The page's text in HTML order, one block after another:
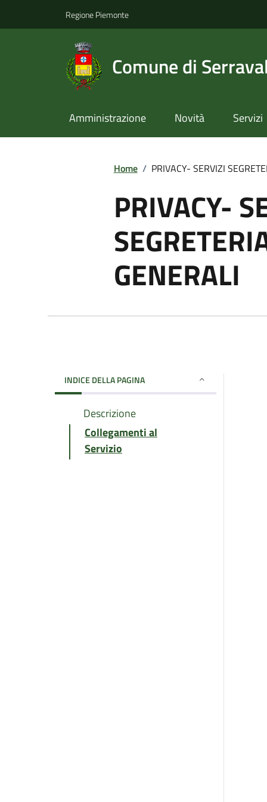
Regione Piemonte
Comune di
Amministrazione Novità Servizi
Home / PRIVACY- SERVIZI
PRIVACY-
GENERALI
INDICE DELLA PAGINA
Descrizione
Collegamenti al
Servizio